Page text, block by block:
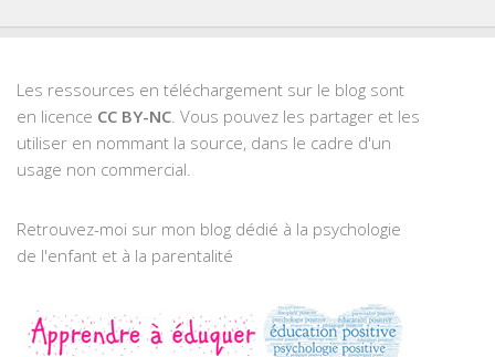
Les ressources en téléchargement sur le blog sont
en licence CC BY-NC . Vous pouvez les partager et les
utiliser en nommant la source, dans le cadre d'un
usage non commercial.
Retrouvez-moi sur mon blog dédié à la psychologie
de l'enfant et à la parentalité